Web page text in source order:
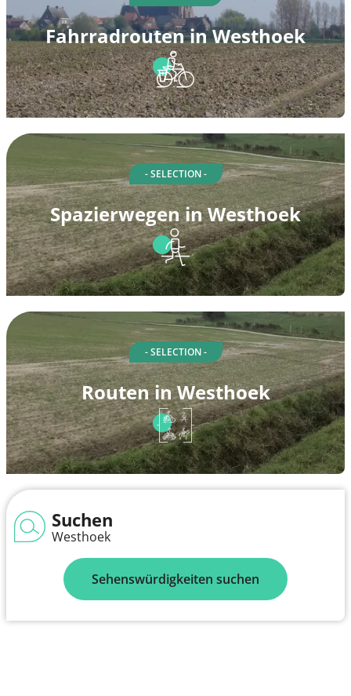
Fahrradrouten in Westhoek
- SELECTION -
Spazierwegen in Westhoek
- SELECTION -
Routen in Westhoek
Suchen
Westhoek
Sehenswürdigkeiten suchen